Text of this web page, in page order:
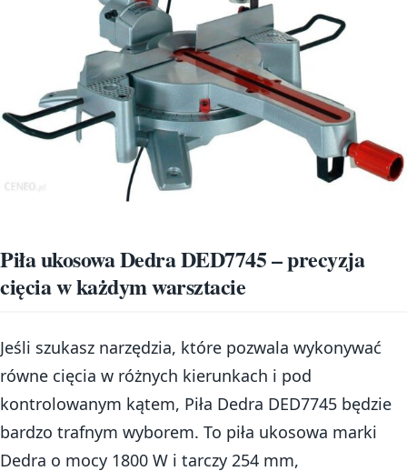
Piła ukosowa Dedra DED7745 – precyzja
cięcia w każdym warsztacie
Jeśli szukasz narzędzia, które pozwala wykonywać
równe cięcia w różnych kierunkach i pod
kontrolowanym kątem, Piła Dedra DED7745 będzie
bardzo trafnym wyborem. To piła ukosowa marki
Dedra o mocy 1800 W i tarczy 254 mm,